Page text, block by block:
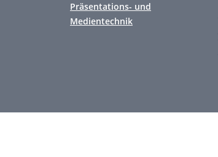
Präsentations- und
Medientechnik